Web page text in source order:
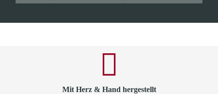
Mit Herz & Hand hergestellt